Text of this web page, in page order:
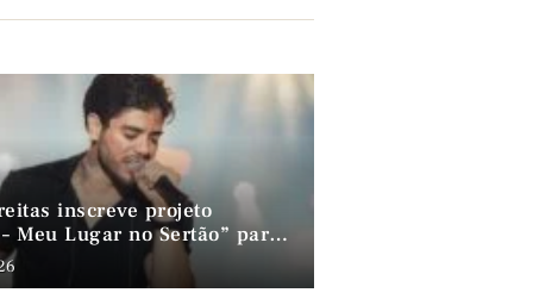
inscreve projeto
Meu Lugar no Sertão” para o
2026